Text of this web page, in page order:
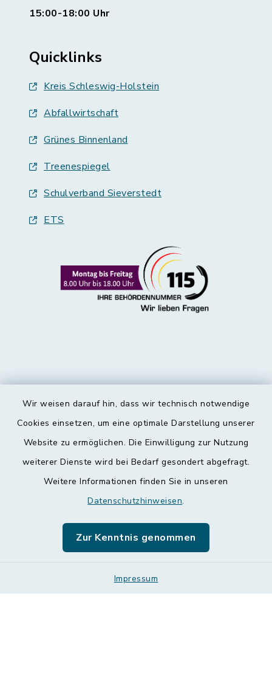
Wir weisen darauf hin, dass wir technisch notwendige
Cookies einsetzen, um eine optimale Darstellung unserer
Website zu ermöglichen. Die Einwilligung zur Nutzung
weiterer Dienste wird bei Bedarf gesondert abgefragt.
Weitere Informationen finden Sie in unseren
Datenschutzhinweisen.
Zur Kenntnis genommen
Impressum
15:00-18:00 Uhr
Quicklinks
Kreis Schleswig-Holstein
Abfallwirtschaft
Grünes Binnenland
Treenespiegel
Schulverband Sieverstedt
ETS
Kontakt
Datenschutz
Leichte Sprache
Sitemap